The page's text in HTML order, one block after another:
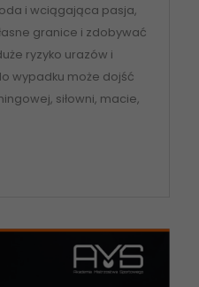
i wciągająca pasja,
granice i zdobywać
ryzyko urazów i
wypadku może dojść
siłowni, macie,